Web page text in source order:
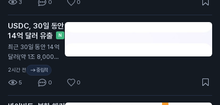
원) 이상의 자금을 모
았습니다. 이는 아시
아 지역에서 가장 높
은 월간 판매 기록입
니다. SK 하이닉스는
미국에서 265억 달
러(약 3조 5,000억
원) 규모의 상장을 진
행했습니다. 이는 외
국 기업이 미국 증시
3 0 0
USDC, 30일 동안
14억 달러 유출
N
최근 30일 동안 14억
달러(약 1조 8,000억
원) 규모의 스테이블
코인 USDC가 유통
에서 사라졌습니다.
이는 스테이블코인 시
2시간 전 중립적
5 0 0